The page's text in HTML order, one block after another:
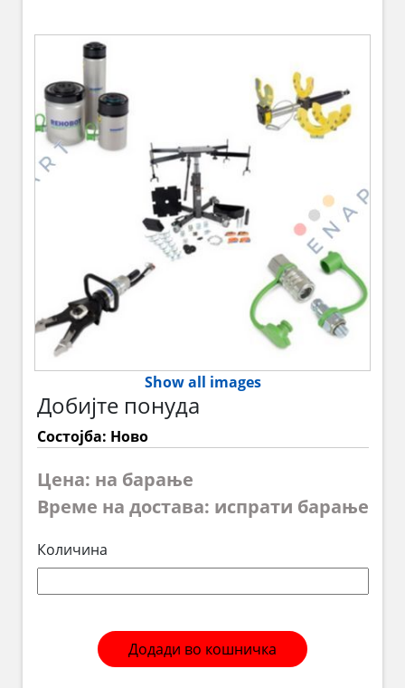
Show all images
Добијте понуда
Состојба: Ново
Цена: на барање
Време на достава: испрати барање
Количина
Додади во кошничка